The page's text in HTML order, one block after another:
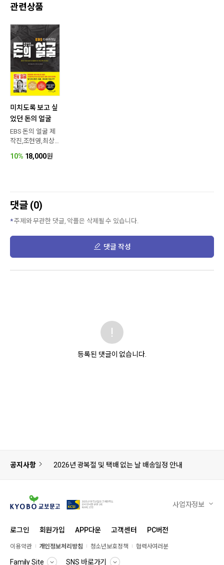
관련상품
미치도록 보고 싶
었던 돈의 얼굴
EBS 돈의 얼굴 제
작진,조현영,최상
10% 18,000원
댓글 (0)
주제와 무관한 댓글, 악플은 삭제될 수 있습니다.
댓글 작성
등록된 댓글이 없습니다.
공지사항 2026년 광복절 및 택배 없는 날 배송일정 안내
사업자정보
로그인 회원가입 APP다운 고객센터 PC버전
이용약관 개인정보처리방침 청소년보호정책 협력사여러분
Family Site SNS 바로가기